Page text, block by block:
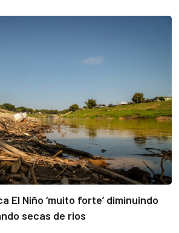
El Niño ‘muito forte’ diminuindo
secas de rios